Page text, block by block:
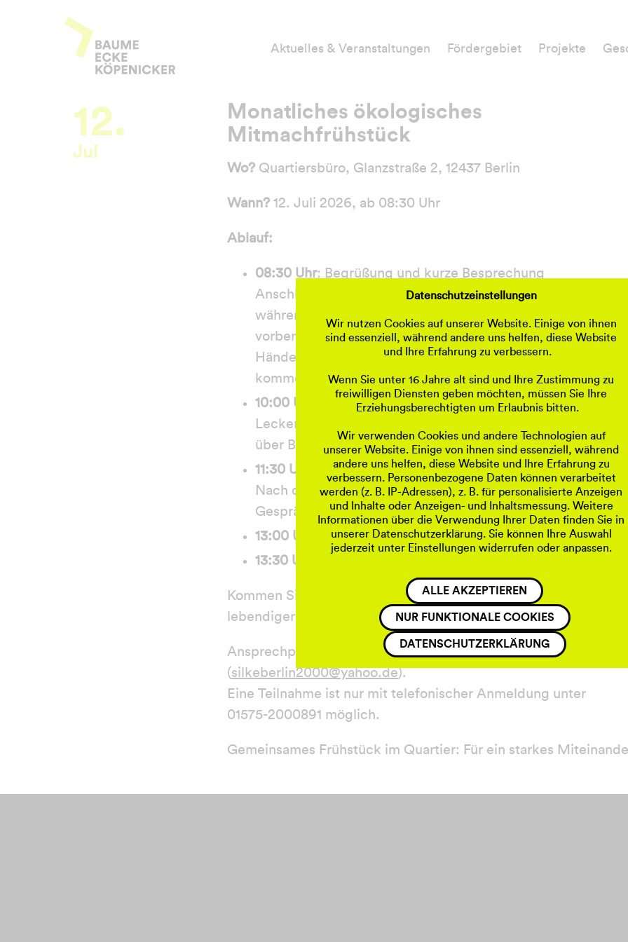
Aktuelles & Veranstaltungen
Fördergebiet Projekte
12.
Jul
Monatliches ökologisches
Mitmachfrühstück
Wo?Quartiersbüro, Glanzstraße 2, 12437 Berlin
Wann?12. Juli 2026, ab 08:30 Uhr
Ablauf:
08:30 Uhr: Begrüßung und kurze Besprechung
Anschließend erledigen 1-2 Personen gemeinsam den
während die anderen Kaffee oder Tee kochen und das Buffet
vorbereiten. Auch beim Tischdecken wird sich über
Hände gefreut! Gern können Sie auch später zum Frühstück
kommen.
10:00 Uhr
: Gemeinsames Frühstück
Leckeres Frühstück in gemütlicher Runde. Wir freuen uns
über Besucher:Innen die nur zu Kaffee oder Tee kommen.
11:30 Uhr
: Austausch & Gespräche
Nach dem Frühstück gibt es die Möglichkeit, sich bei
Gesprächen besser kennenzulernen.
13:00 Uhr
: Aufräumen
13:30 Uhr
Kommen Sie vorbei und helfen Sie mit das Quartier noch
lebendiger zu machen!
Ansprechpartnerin für die Veranstaltung ist Silke Steffen
(silkeberlin2000@yahoo.de).
Eine Teilnahme ist nur mit telefonischer Anmeldung unter
01575-2000891 möglich.
Gemeinsames Frühstück im Quartier: Für ein starkes
Datenschutzeinstellungen
Wir nutzen Cookies auf unserer Website. Einige von ihnen
sind essenziell, während andere uns helfen, diese Website
und Ihre Erfahrung zu verbessern.
Wenn Sie unter 16 Jahre alt sind und Ihre Zustimmung zu
freiwilligen Diensten geben möchten, müssen Sie Ihre
Erziehungsberechtigten um Erlaubnis bitten.
Wir verwenden Cookies und andere Technologien auf
unserer Website. Einige von ihnen sind essenziell, während
andere uns helfen, diese Website und Ihre Erfahrung zu
verbessern. Personenbezogene Daten können verarbeitet
werden (z. B. IP-Adressen), z. B. für personalisierte Anzeigen
und Inhalte oder Anzeigen- und Inhaltsmessung. Weitere
Informationen über die Verwendung Ihrer Daten finden Sie in
unserer Datenschutzerklärung. Sie können Ihre Auswahl
jederzeit unter Einstellungen widerrufen oder anpassen.
ALLE AKZEPTIEREN
NUR FUNKTIONALE COOKIES
DATENSCHUTZERKLÄRUNG